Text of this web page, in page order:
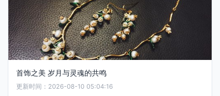
首饰之美 岁月与灵魂的共鸣
更新时间：2026-08-10 05:04:16